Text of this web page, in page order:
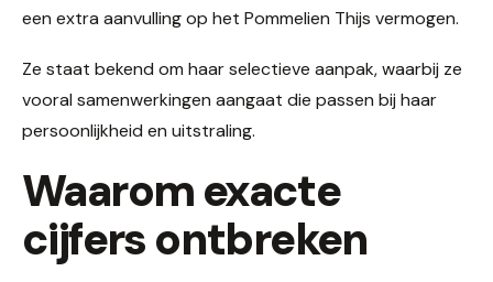
een extra aanvulling op het Pommelien Thijs vermogen.
Ze staat bekend om haar selectieve aanpak, waarbij ze
vooral samenwerkingen aangaat die passen bij haar
persoonlijkheid en uitstraling.
Waarom exacte
cijfers ontbreken